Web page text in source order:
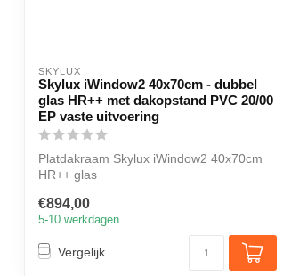
SKYLUX
Skylux iWindow2 40x70cm - dubbel
glas HR++ met dakopstand PVC 20/00
EP vaste uitvoering
Platdakraam Skylux iWindow2 40x70cm
HR++ glas
€894,00
5-10 werkdagen
Vergelijk